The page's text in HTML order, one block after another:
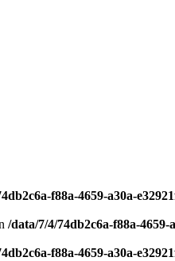
f88a-4659-a30a-
/data/7/4/74db2c6a-f88a-
f88a-4659-a30a-